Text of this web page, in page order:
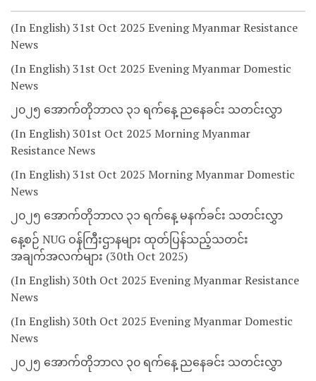
(In English) 31st Oct 2025 Evening Myanmar Resistance
News
(In English) 31st Oct 2025 Evening Myanmar Domestic
News
၂၀၂၅ အောက်တိုဘာလ ၃၁ ရက်နေ့ ညနေခင်း သတင်းလွှာ
(In English) 301st Oct 2025 Morning Myanmar
Resistance News
(In English) 31st Oct 2025 Morning Myanmar Domestic
News
၂၀၂၅ အောက်တိုဘာလ ၃၁ ရက်နေ့ မနက်ခင်း သတင်းလွှာ
နေ့စဉ် NUG ဝန်ကြီးဌာနများ ထုတ်ပြန်သည့်သတင်း
အချက်အလက်များ (30th Oct 2025)
(In English) 30th Oct 2025 Evening Myanmar Resistance
News
(In English) 30th Oct 2025 Evening Myanmar Domestic
News
၂၀၂၅ အောက်တိုဘာလ ၃၀ ရက်နေ့ ညနေခင်း သတင်းလွှာ